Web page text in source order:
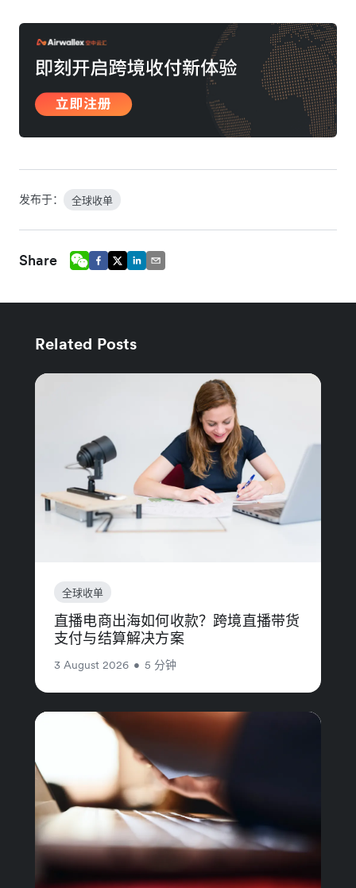
发布于： 全球收单
Share
Related Posts
全球收单
直播电商出海如何收款？跨境直播带货
支付与结算解决方案
3 August 2026 • 5 分钟